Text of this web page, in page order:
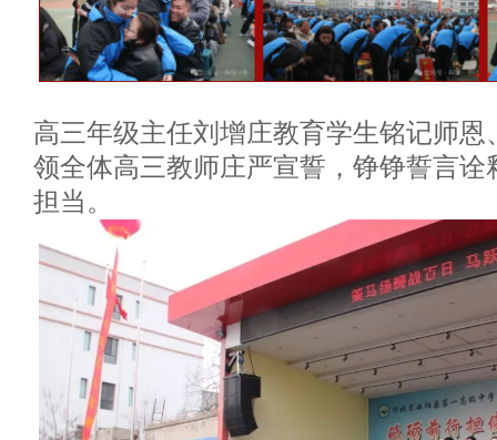
高三年级主任刘增庄教育学生铭记师恩
领全体高三教师庄严宣誓，铮铮誓言诠
担当。